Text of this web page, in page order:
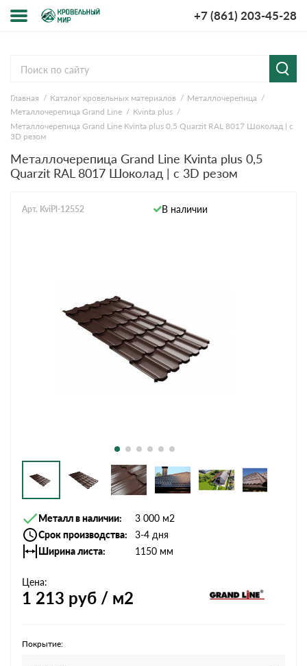
+7 (861) 203-45-28
компании
и оплата
ответы
Главная Каталог кровельных материалов
Металлочерепица
Металлочерепица Grand Line
Kvinta plus
Металлочерепица Grand Line Kvinta plus 0,5 Quarzit RAL 8017 Шоколад | c
3D резом
Металлочерепица Grand Line Kvinta plus 0,5
Quarzit RAL 8017 Шоколад | c 3D резом
Арт. KviPl-12552 В наличии
Металл в наличии
3 000 м2
Срок производства
3-4 дня
Ширина листа
1150 мм
Цена:
1 213 руб / м2
Покрытие: